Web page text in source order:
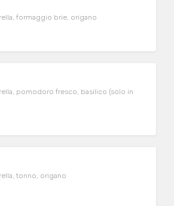
formaggio brie, origano
pomodoro fresco, basilico (solo in
tonno, origano